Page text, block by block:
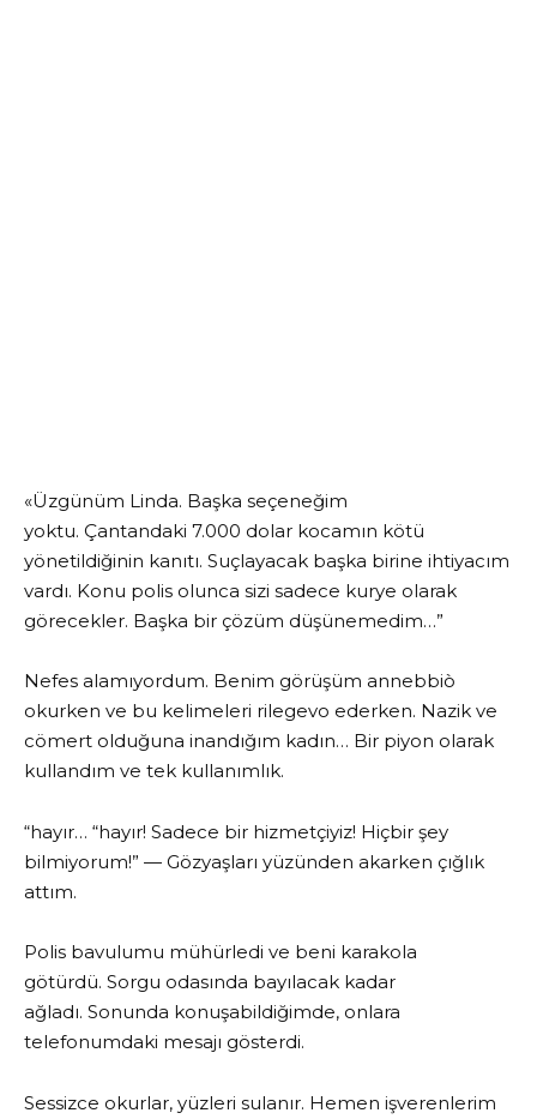
«Üzgünüm Linda. Başka seçeneğim
yoktu. Çantandaki 7.000 dolar kocamın kötü
yönetildiğinin kanıtı. Suçlayacak başka birine ihtiyacım
vardı. Konu polis olunca sizi sadece kurye olarak
görecekler. Başka bir çözüm düşünemedim…”
Nefes alamıyordum. Benim görüşüm annebbiò
okurken ve bu kelimeleri rilegevo ederken. Nazik ve
cömert olduğuna inandığım kadın… Bir piyon olarak
kullandım ve tek kullanımlık.
“hayır… “hayır! Sadece bir hizmetçiyiz! Hiçbir şey
bilmiyorum!” — Gözyaşları yüzünden akarken çığlık
attım.
Polis bavulumu mühürledi ve beni karakola
götürdü. Sorgu odasında bayılacak kadar
ağladı. Sonunda konuşabildiğimde, onlara
telefonumdaki mesajı gösterdi.
Sessizce okurlar, yüzleri sulanır. Hemen işverenlerim